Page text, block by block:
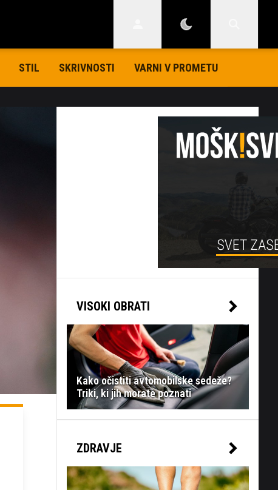
STIL SKRIVNOSTI VARNI V PROMETU
VISOKI OBRATI
Kako očistiti avtomobilske sedeže?
Triki, ki jih morate poznati
ZDRAVJE